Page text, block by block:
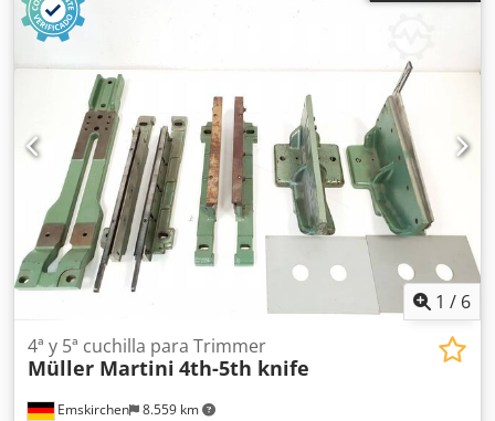
serie: 888C 2/88 VEB CLS256/4-5FK44T Inspección en vídeo
en línea a través de Skype Nos complacería mucho su
visita; tenemos más máquinas en stock. Cedpfeh Axzljx
Anvjrf Disponible de inmediato; se puede inspeccionar. En
stock en Emskirchen/Núremberg; se puede probar.
1 / 6
Emskirchen 8.559 km
4ª y 5ª cuchilla para Trimmer
Müller Martini 4th-5th knife